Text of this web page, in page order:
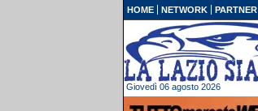
HOME NETWORK PARTNER
Giovedì 06 agosto 2026